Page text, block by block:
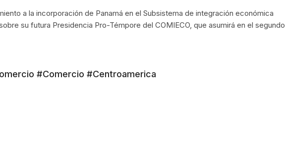
a la incorporación de Panamá en el Subsistema de integración económica
su futura Presidencia Pro-Témpore del COMIECO, que asumirá en el segundo
#Comercio #Centroamerica